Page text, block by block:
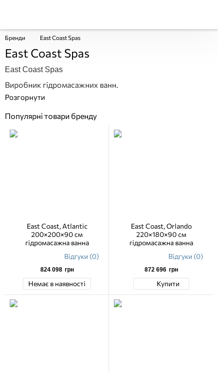
Бренди East Coast Spas
East Coast Spas
East Coast Spas
Виробник гідромасажних ванн.
Популярні товари бренду
East Coast, Atlantic
200×200×90 см
гідромасажна ванна
Відгуки (0)
824 098 грн
Немає в наявності
East Coast, Orlando
220×180×90 см
гідромасажна ванна
Відгуки (0)
872 696 грн
Купити